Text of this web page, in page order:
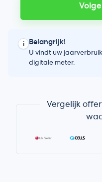
i Belangrijk!
U vindt uw
digitale meter.
Vergelijk